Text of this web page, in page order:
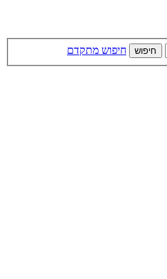
חיפוש חיפוש מתקדם